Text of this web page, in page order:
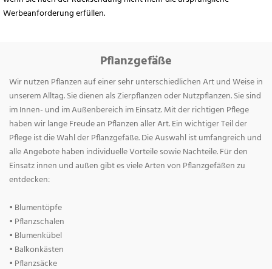
Werbeanforderung erfüllen.
Pflanzgefäße
Wir nutzen Pflanzen auf einer sehr unterschiedlichen Art und Weise in
unserem Alltag. Sie dienen als Zierpflanzen oder Nutzpflanzen. Sie sind
im Innen- und im Außenbereich im Einsatz. Mit der richtigen Pflege
haben wir lange Freude an Pflanzen aller Art. Ein wichtiger Teil der
Pflege ist die Wahl der Pflanzgefäße. Die Auswahl ist umfangreich und
alle Angebote haben individuelle Vorteile sowie Nachteile. Für den
Einsatz innen und außen gibt es viele Arten von Pflanzgefäßen zu
entdecken:
• Blumentöpfe
• Pflanzschalen
• Blumenkübel
• Balkonkästen
• Pflanzsäcke